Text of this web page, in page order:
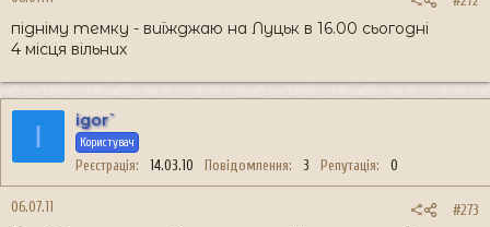
підніму темку - виїжджаю на Луцьк в 16.00 сьогодні
4 місця вільних
I igor`
Користувач
Реєстрація 14.03.10 Повідомлення 3 Репутація 0
06.07.11 #273